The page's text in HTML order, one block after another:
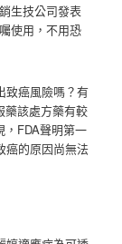
生技公司發表
使用，不用恐
致癌風險嗎？有
藥該處方藥有較
，FDA聲明第一
癌的原因尚無法